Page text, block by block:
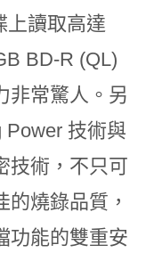
上讀取高達
BD-R (QL)
非常驚人。另
Power 技術與
技術，不只可
燒錄品質，
功能的雙重安